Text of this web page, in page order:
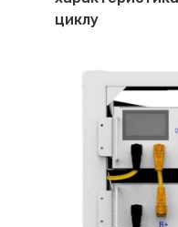
циклу